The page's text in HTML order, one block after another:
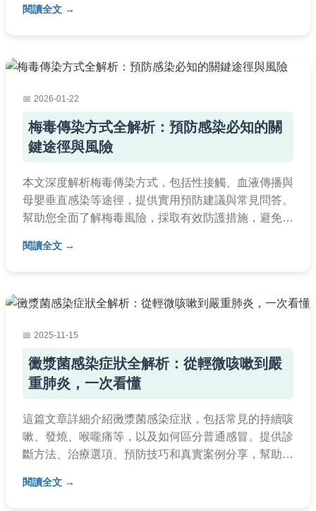
助您快速識別並有效應對皮膚細菌感染，避免惡化。適
閱讀全文
2026-01-22
梅毒傳染方式全解析：預防感染必知的關
鍵途徑與風險
本文深度解析梅毒傳染方式，包括性接觸、血液傳播與
母嬰垂直感染等途徑，提供實用預防建議與常見問答。
幫助您全面了解梅毒風險，採取有效防護措施，避免感
閱讀全文
2025-11-15
黴漿菌感染症狀全解析：從輕微咳嗽到嚴
重肺炎，一次看懂
這篇文章詳細介紹黴漿菌感染症狀，包括常見的持續咳
嗽、發燒、喉嚨痛等，以及如何區分普通感冒。提供診
斷方法、治療選項、預防技巧和真實案例分享，幫助您
差異、併發症風險，並解答常見疑問，實用性強。
閱讀全文